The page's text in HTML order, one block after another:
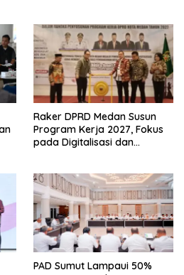
Belawan
Raker DPRD Medan Susun
Program Kerja 2027, Fokus
pada Digitalisasi dan
PAD Sumut Lampaui 50%